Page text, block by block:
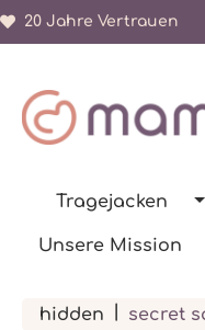
Zur
20 Jahre Vertrauen
Tragejacken
Unsere Mission
hidden secret